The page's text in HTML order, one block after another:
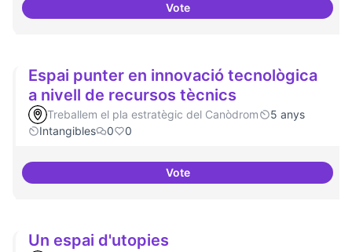
VoteAntenes Ateneu a altres punts
Espai punter en innovació tecnològica
a nivell de recursos tècnics
Treballem el pla estratègic del Canòdrom
5 anys
Intangibles
0 0
VoteEspai punter en innovació
Un espai d'utopies